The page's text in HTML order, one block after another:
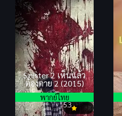
Sinister 2 เห็นแล้ว
ต้องตาย 2 (2015)
5.3
พากย์ไทย